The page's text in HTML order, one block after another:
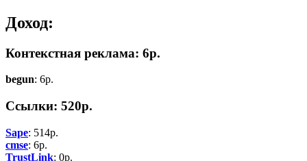
Доход:
Контекстная реклама: 6р.
begun: 6р.
Ссылки: 520р.
Sape: 514р.
cmse: 6р.
TrustLink: 0р.